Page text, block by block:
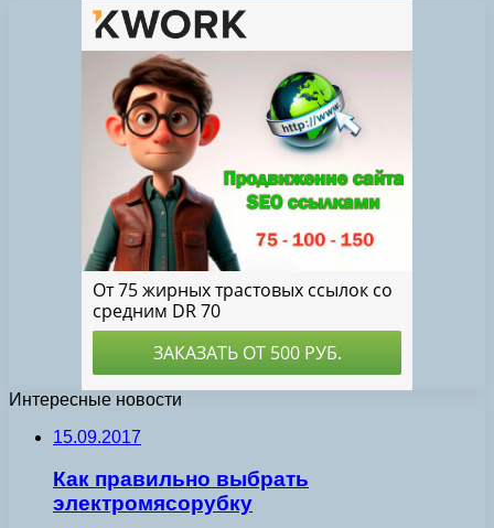
Интересные новости
15.09.2017
Как правильно выбрать
электромясорубку